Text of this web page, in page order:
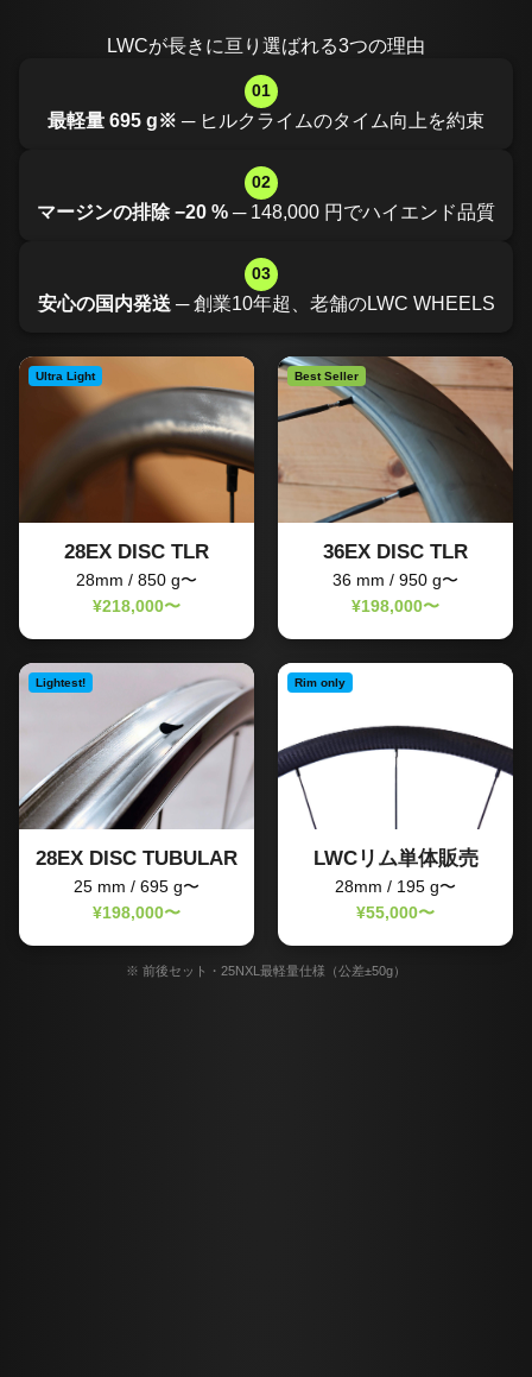
LWCが長きに亘り選ばれる3つの理由
01
最軽量 695 g※ ─ ヒルクライムのタイム向上を約束
02
マージンの排除 −20 % ─ 148,000 円でハイエンド品質
03
安心の国内発送 ─ 創業10年超、老舗のLWC WHEELS
Ultra Light
28EX DISC TLR
28mm / 850 g〜
¥218,000〜
Best Seller
36EX DISC TLR
36 mm / 950 g〜
¥198,000〜
Lightest!
28EX DISC TUBULAR
25 mm / 695 g〜
¥198,000〜
Rim only
LWCリム単体販売
28mm / 195 g〜
¥55,000〜
※ 前後セット・25NXL最軽量仕様（公差±50g）